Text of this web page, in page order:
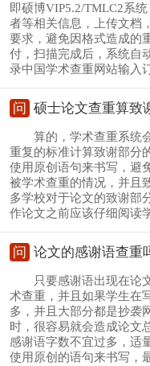
即硕博VIP5.2/TMLC2系
者等相关信息，上传文档
要求，避免因格式造成的
付，扫描完成后，系统自
录中国学术查重网站输入
问 硕士论文查重算致
算的，学术查重系统
重复的标准计算致谢部分
使用原创语句来书写，避
被学术查重的情况，并且
多学校对于论文的致谢部
作论文之前应该仔细阅读
问 论文的感谢语查重
只要感谢语出现在论
术查重，并且如果学生在
多，并且大部分都是抄袭
时，很容易就会造成论文
感谢语字数不宜过多，适
使用原创的语句来书写，